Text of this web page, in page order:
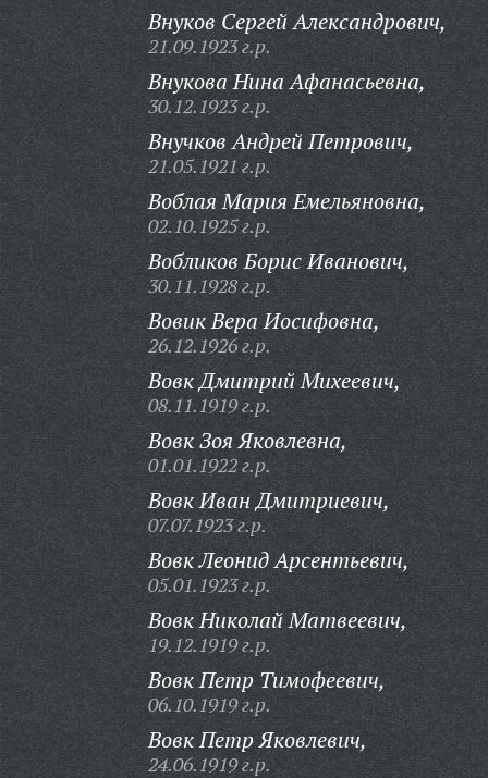
Внуков Сергей Александрович,
21.09.1923 г.р.
Внукова Нина Афанасьевна,
30.12.1923 г.р.
Внучков Андрей Петрович,
21.05.1921 г.р.
Воблая Мария Емельяновна,
02.10.1925 г.р.
Вобликов Борис Иванович,
30.11.1928 г.р.
Вовик Вера Иосифовна,
26.12.1926 г.р.
Вовк Дмитрий Михеевич,
08.11.1919 г.р.
Вовк Зоя Яковлевна,
01.01.1922 г.р.
Вовк Иван Дмитриевич,
07.07.1923 г.р.
Вовк Леонид Арсентьевич,
05.01.1923 г.р.
Вовк Николай Матвеевич,
19.12.1919 г.р.
Вовк Петр Тимофеевич,
06.10.1919 г.р.
Вовк Петр Яковлевич,
24.06.1919 г.р.